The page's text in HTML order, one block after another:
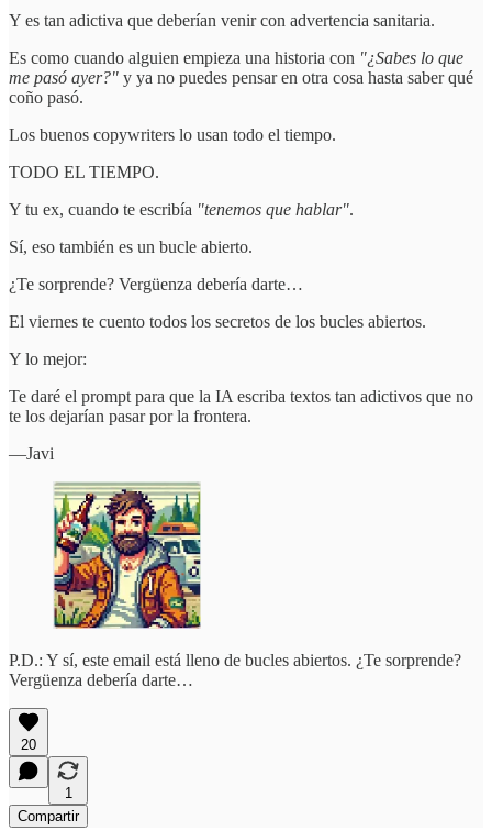
Y es tan adictiva que deberían venir con advertencia sanitaria.
Es como cuando alguien empieza una historia con "¿Sabes lo que
me pasó ayer?" y ya no puedes pensar en otra cosa hasta saber qué
coño pasó.
Los buenos copywriters lo usan todo el tiempo.
TODO EL TIEMPO.
Y tu ex, cuando te escribía "tenemos que hablar".
Sí, eso también es un bucle abierto.
¿Te sorprende? Vergüenza debería darte…
El viernes te cuento todos los secretos de los bucles abiertos.
Y lo mejor:
Te daré el prompt para que la IA escriba textos tan adictivos que no
te los dejarían pasar por la frontera.
—Javi
P.D.: Y sí, este email está lleno de bucles abiertos. ¿Te sorprende?
Vergüenza debería darte…
20
1
Compartir